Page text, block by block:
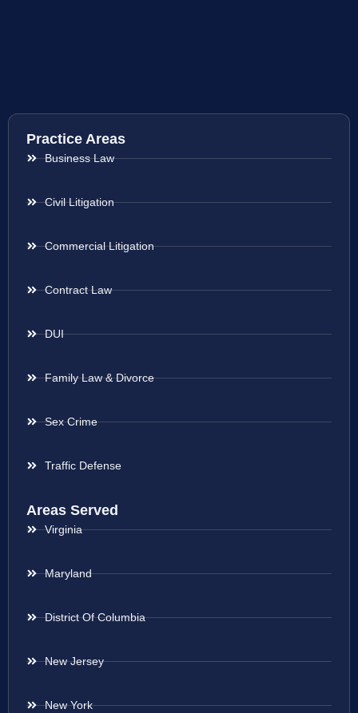
Practice Areas
Business Law
Civil Litigation
Commercial Litigation
Contract Law
DUI
Family Law & Divorce
Sex Crime
Traffic Defense
Areas Served
Virginia
Maryland
District Of Columbia
New Jersey
New York